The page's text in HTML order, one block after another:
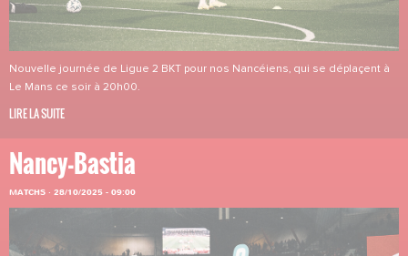
Nouvelle journée de Ligue 2 BKT pour nos Nancéiens, qui se déplaçent à
Le Mans ce soir à 20h00.
LIRE LA SUITE
Nancy-Bastia
MATCHS · 28/10/2025 - 09:00